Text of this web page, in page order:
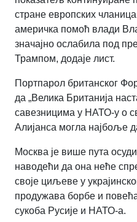
стране европских
америчка помоћ влади
значајно ослабила под
Трампом, додаје лист.
Портпарол британског
да „Велика Британија
савезницима у НАТО-у о
Алијанса могла најбоље
Москва је више пута
наводећи да она неће
своје циљеве у
продужава борбе и
сукоба Русије и НАТО-а.